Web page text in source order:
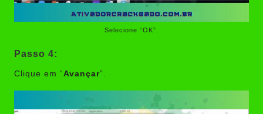
Selecione “OK”.
Passo 4:
Clique em “Avançar”.